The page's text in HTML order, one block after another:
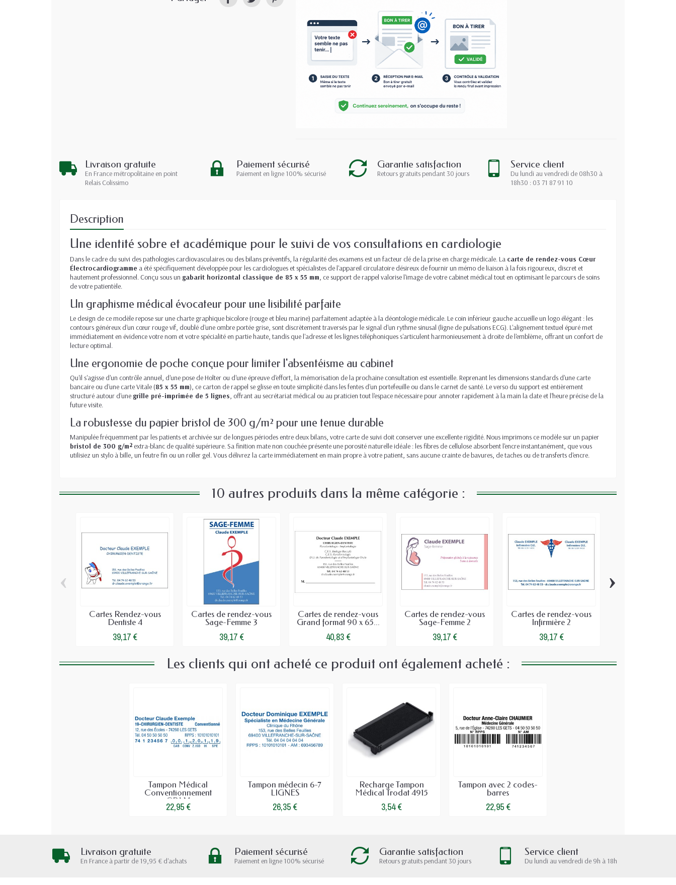
Livraison gratuite
En France métropolitaine en point
Relais Colissimo
Paiement sécurisé
Paiement en ligne 100% sécurisé
Garantie satisfaction
Retours gratuits pendant 30 jours
Service client
Du lundi au vendredi de 08h30 à
18h30 : 03 71 87 91 10
Description
Une identité sobre et académique pour le suivi de vos consultations en cardiologie
Dans le cadre du suivi des pathologies cardiovasculaires ou des bilans préventifs, la régularité des examens est un facteur clé de la prise en charge médicale. La carte de rendez-vous Cœur
Électrocardiogramme a été spécifiquement développée pour les cardiologues et spécialistes de l'appareil circulatoire désireux de fournir un mémo de liaison à la fois rigoureux, discret et
hautement professionnel. Conçu sous un gabarit horizontal classique de 85 x 55 mm, ce support de rappel valorise l'image de votre cabinet médical tout en optimisant le parcours de soins
de votre patientèle.
Un graphisme médical évocateur pour une lisibilité parfaite
Le design de ce modèle repose sur une charte graphique bicolore (rouge et bleu marine) parfaitement adaptée à la déontologie médicale. Le coin inférieur gauche accueille un logo élégant : les
contours généreux d'un cœur rouge vif, doublé d'une ombre portée grise, sont discrètement traversés par le signal d'un rythme sinusal (ligne de pulsations ECG). L'alignement textuel épuré met
immédiatement en évidence votre nom et votre spécialité en partie haute, tandis que l'adresse et les lignes téléphoniques s'articulent harmonieusement à droite de l'emblème, offrant un confort de
lecture optimal.
Une ergonomie de poche conçue pour limiter l'absentéisme au cabinet
Qu'il s'agisse d'un contrôle annuel, d'une pose de Holter ou d'une épreuve d'effort, la mémorisation de la prochaine consultation est essentielle. Reprenant les dimensions standards d'une carte
bancaire ou d'une carte Vitale (85 x 55 mm), ce carton de rappel se glisse en toute simplicité dans les fentes d'un portefeuille ou dans le carnet de santé. Le verso du support est entièrement
structuré autour d'une grille pré-imprimée de 5 lignes, offrant au secrétariat médical ou au praticien tout l'espace nécessaire pour annoter rapidement à la main la date et l'heure précise de la
future visite.
La robustesse du papier bristol de 300 g/m² pour une tenue durable
Manipulée fréquemment par les patients et archivée sur de longues périodes entre deux bilans, votre carte de suivi doit conserver une excellente rigidité. Nous imprimons ce modèle sur un papier
bristol de 300 g/m² extra-blanc de qualité supérieure. Sa finition mate non couchée présente une porosité naturelle idéale : les fibres de cellulose absorbent l'encre instantanément, que vous
utilisiez un stylo à bille, un feutre fin ou un roller gel. Vous délivrez la carte immédiatement en main propre à votre patient, sans aucune crainte de bavures, de taches ou de transferts d'encre.
10 autres produits dans la même catégorie :
Cartes Rendez-vous
Dentiste 4
39,17 €
Cartes de rendez-vous
Sage-Femme 3
39,17 €
Cartes de rendez-vous
Grand format 90 x 65...
40,83 €
Cartes de rendez-vous
Sage-Femme 2
39,17 €
Cartes de rendez-vous
Infirmière 2
39,17 €
‹ ›
Les clients qui ont acheté ce produit ont également acheté :
Tampon Médical
Conventionnement
CPAM
22,95 €
Tampon médecin 6-7
LIGNES
26,35 €
Recharge Tampon
Médical Trodat 4915
3,54 €
Tampon avec 2 codes-
barres
22,95 €
Livraison gratuite
En France à partir de 19,95 € d'achats
Paiement sécurisé
Paiement en ligne 100% sécurisé
Garantie satisfaction
Retours gratuits pendant 30 jours
Service client
Du lundi au vendredi de 9h à 18h